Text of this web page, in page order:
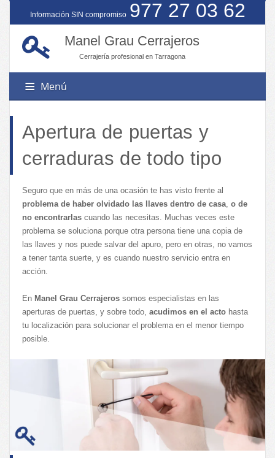
Información SIN compromiso 977 27 03 62
Manel Grau Cerrajeros
Cerrajería profesional en Tarragona
Menú
Servicios
Apertura de coches
Apertura de puertas
Automatismos
Cajas fuertes
Cambio de cerraduras
Persianas metálicas
Poblaciones
Calafell
Cambrils
Reus
Salou
Torredembarra
Tortosa
El Vendrell
Valls
Contacto
Apertura de puertas y
cerraduras de todo tipo
Seguro que en más de una ocasión te has visto frente al
problema de haber olvidado las llaves dentro de casa, o de
no encontrarlas cuando las necesitas. Muchas veces este
problema se soluciona porque otra persona tiene una copia de
las llaves y nos puede salvar del apuro, pero en otras, no vamos
a tener tanta suerte, y es cuando nuestro servicio entra en
acción.
En Manel Grau Cerrajeros somos especialistas en las
aperturas de puertas, y sobre todo, acudimos en el acto hasta
tu localización para solucionar el problema en el menor tiempo
posible.